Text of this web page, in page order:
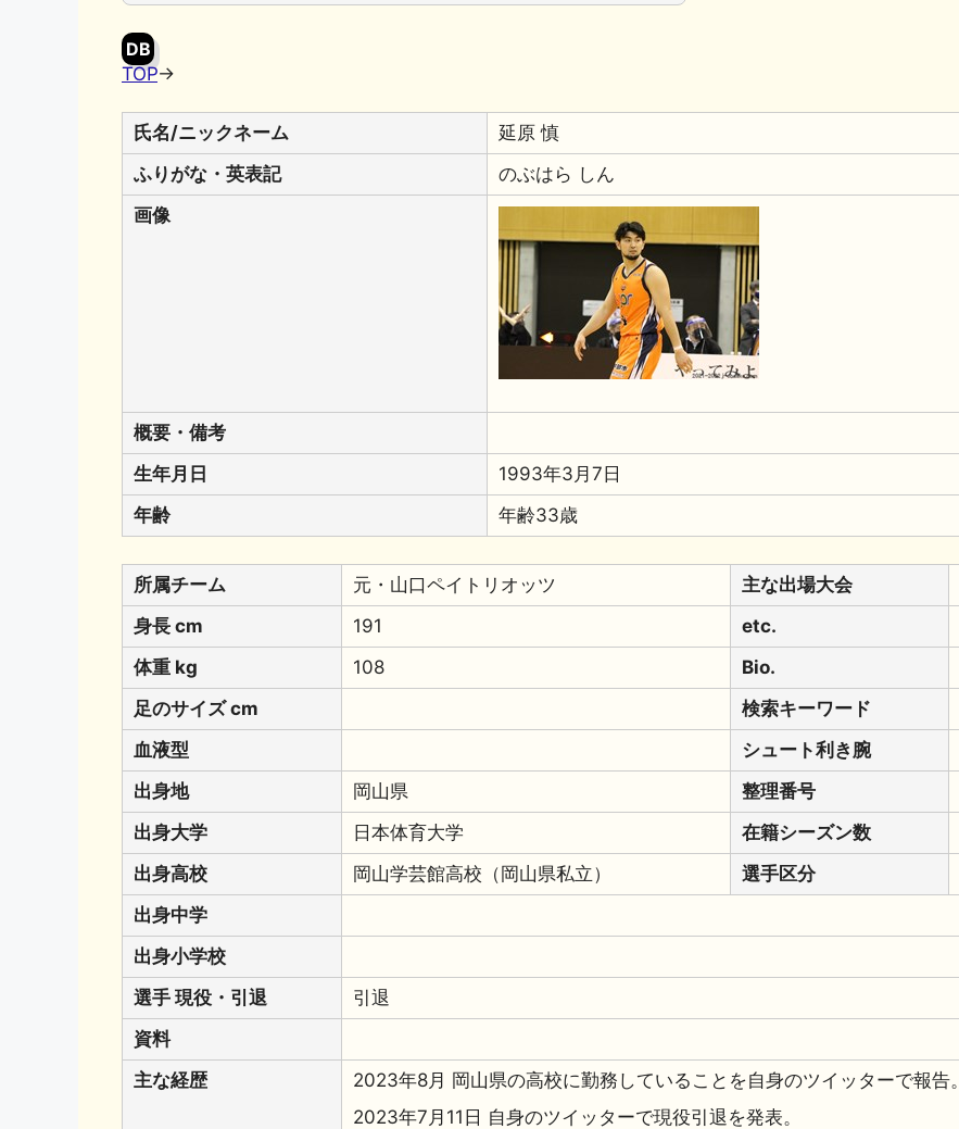
DB
TOP→
氏名/ニックネーム
延原 慎
ふりがな・英表記
のぶはら しん
画像
概要・備考
生年月日
1993年3月7日
年齢
年齢33歳
所属チーム 元・山口ペイトリオッツ
主な出場大会
身長 cm
191
etc.
体重 kg
108
Bio.
足のサイズ cm
検索キーワード
血液型
シュート利き腕
出身地
岡山県 整理番号
出身大学
日本体育大学
在籍シーズン数
出身高校
岡山学芸館高校（岡山県私立） 選手区分
出身中学
出身小学校
選手 現役・引退
引退
資料
主な経歴
2023年8月 岡山県の高校に勤務していることを自身のツイッターで報告。
2023年7月11日 自身のツイッターで現役引退を発表。